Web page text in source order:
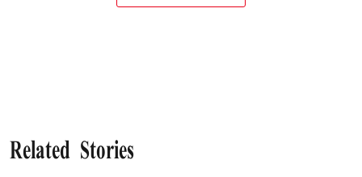
Related Stories